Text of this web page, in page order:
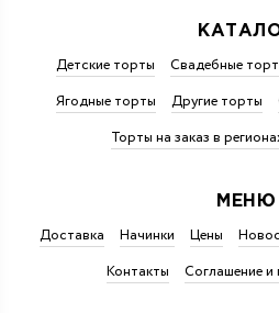
Детские торты Свадебные
Ягодные торты
Другие торты
Торты на заказ в
МЕНЮ
Доставка Начинки Цены
Контакты
Соглашение и